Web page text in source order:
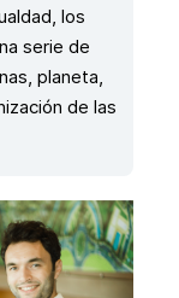
los
serie de
planeta,
de las